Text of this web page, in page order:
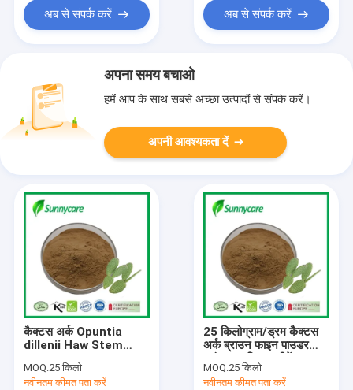
अब से संपर्क करें अब से संपर्क करें
अपना समय बचाओ
हमें आप के साथ सबसे अच्छा उत्पादों से संपर्क करें।
अपनी आवश्यकता दें
कैक्टस अर्क Opuntia
dillenii Haw Stem
10:1 2% Flavones
चयापचय समर्थन पाचन स्वास्थ्य
MOQ:25 किलो
नवीनतम कीमत पता करें
25 किलोग्राम/ड्रम कैक्टस
अर्क ब्राउन फाइन पाउडर
प्लांट आधारित सप्लीमेंट
MOQ:25 किलो
नवीनतम कीमत पता करें